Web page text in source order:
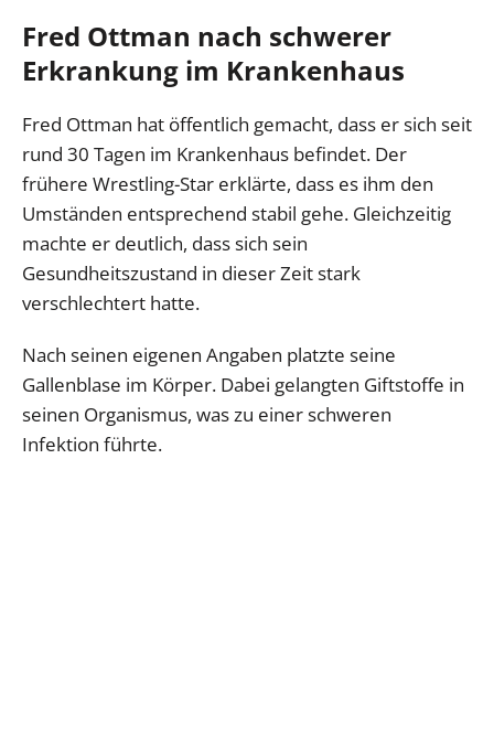
Fred Ottman nach schwerer
Erkrankung im Krankenhaus
Fred Ottman hat öffentlich gemacht, dass er sich seit
rund 30 Tagen im Krankenhaus befindet. Der
frühere Wrestling-Star erklärte, dass es ihm den
Umständen entsprechend stabil gehe. Gleichzeitig
machte er deutlich, dass sich sein
Gesundheitszustand in dieser Zeit stark
verschlechtert hatte.
Nach seinen eigenen Angaben platzte seine
Gallenblase im Körper. Dabei gelangten Giftstoffe in
seinen Organismus, was zu einer schweren
Infektion führte.